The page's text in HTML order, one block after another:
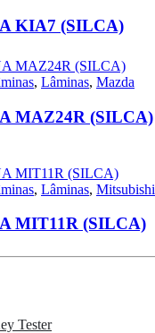
KIA7 (SILCA)
, Lâminas, Mazda
MAZ24R (SILCA)
, Lâminas, Mitsubishi
MIT11R (SILCA)
Tester